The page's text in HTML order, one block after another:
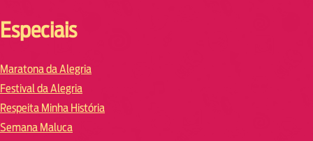
Especiais
Maratona da Alegria
Festival da Alegria
Respeita Minha História
Semana Maluca